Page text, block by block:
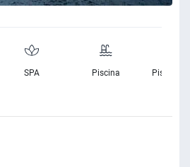
SPA Piscina Piscina